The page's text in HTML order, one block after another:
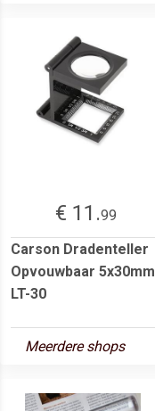
€ 11.99
Carson Dradenteller
Opvouwbaar 5x30mm
LT-30
Meerdere shops